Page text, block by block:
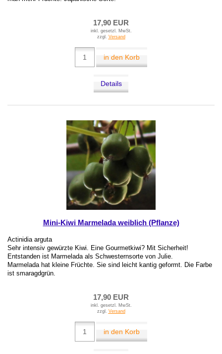
17,90 EUR
inkl. gesetzl. MwSt.
zzgl. Versand
in den Korb
Details
Mini-Kiwi Marmelada weiblich (Pflanze)
Actinidia arguta
Sehr intensiv gewürzte Kiwi. Eine Gourmetkiwi? Mit Sicherheit!
Entstanden ist Marmelada als Schwesternsorte von Julie.
Marmelada hat kleine Früchte. Sie sind leicht kantig geformt. Die Farbe
ist smaragdgrün.
17,90 EUR
inkl. gesetzl. MwSt.
zzgl. Versand
in den Korb